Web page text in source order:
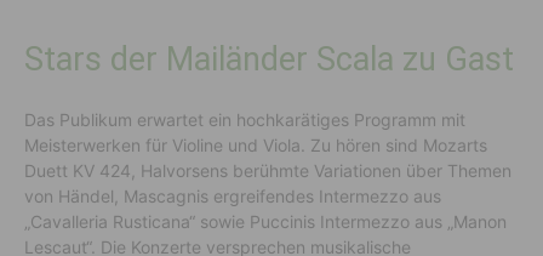
Stars der Mailänder Scala zu Gast
Das Publikum erwartet ein hochkarätiges Programm mit
Meisterwerken für Violine und Viola. Zu hören sind Mozarts
Duett KV 424, Halvorsens berühmte Variationen über Themen
von Händel, Mascagnis ergreifendes Intermezzo aus
„Cavalleria Rusticana“ sowie Puccinis Intermezzo aus „Manon
Lescaut“. Die Konzerte versprechen musikalische